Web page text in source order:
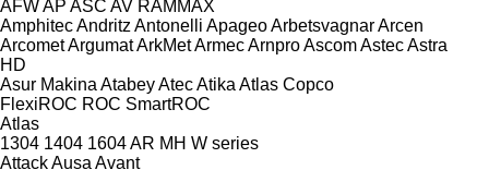
AFWAP ASC AV RAMMAX
AmphitecAndritz Antonelli ApageoArbetsvagnarArcen
ArcometArgumatArkMetArmecArnproAscomAstecAstra
HD
Asur Makina AtabeyAtecAtika Atlas Copco
FlexiROC ROC SmartROC
Atlas
1304 1404 1604AR MH W series
AttackAusa Avant